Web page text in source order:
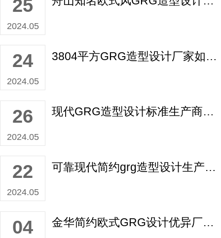
25
2024.05
24
2024.05
3804平方GRG造型设计厂家如何报价？
26
2024.05
现代GRG造型设计标准生产商如何报价？
22
2024.05
可靠现代简约grg造型设计生产厂家如何报价？
04 金华简约欧式GRG设计优异厂商如何报价？